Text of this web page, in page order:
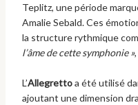
Teplitz, une période
Amalie Sebald. Ces
la structure rythmique
l’âme de cette symphonie »
L’Allegrettoa été utilisé
ajoutant une dimension